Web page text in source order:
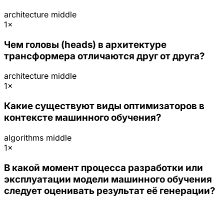
architecture middle
1×
Чем головы (heads) в архитектуре
трансформера отличаются друг от друга?
architecture middle
1×
Какие существуют виды оптимизаторов в
контексте машинного обучения?
algorithms middle
1×
В какой момент процесса разработки или
эксплуатации модели машинного обучения
следует оценивать результат её генерации?